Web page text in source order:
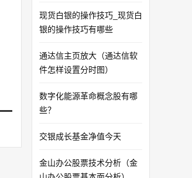
现货白银的操作技巧_现货白
银的操作技巧有哪些
通达信主页放大（通达信软
件怎样设置分时图）
数字化能源革命概念股有哪
些？
交银成长基金净值今天
金山办公股票技术分析（金